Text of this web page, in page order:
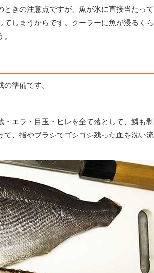
きの注意点ですが、魚が氷に直接当たって
しまうからです。クーラーに魚が浸るくら
準備です。
エラ・目玉・ヒレを全て落として、鱗も剥
、指やブラシでゴシゴシ残った血を洗い流